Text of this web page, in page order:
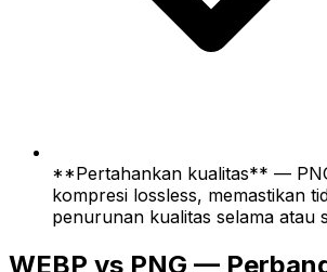
**Pertahankan kualitas** —
kompresi lossless, memastikan
penurunan kualitas selama atau
WEBP vs PNG —